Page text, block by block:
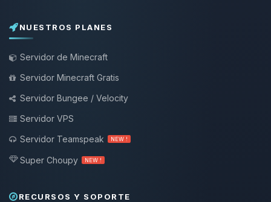
NUESTROS PLANES
Servidor de Minecraft
Servidor Minecraft Gratis
Servidor Bungee / Velocity
Servidor VPS
Servidor Teamspeak
NEW !
Super Choupy NEW !
RECURSOS Y SOPORTE